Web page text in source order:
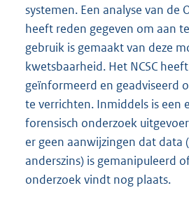
systemen. Een analyse van de
heeft reden gegeven om aan
gebruik is gemaakt van deze
kwetsbaarheid. Het NCSC
geïnformeerd en geadviseerd
te verrichten. Inmiddels is een
forensisch onderzoek
er geen aanwijzingen dat
anderszins) is gemanipuleerd
onderzoek vindt nog plaats.